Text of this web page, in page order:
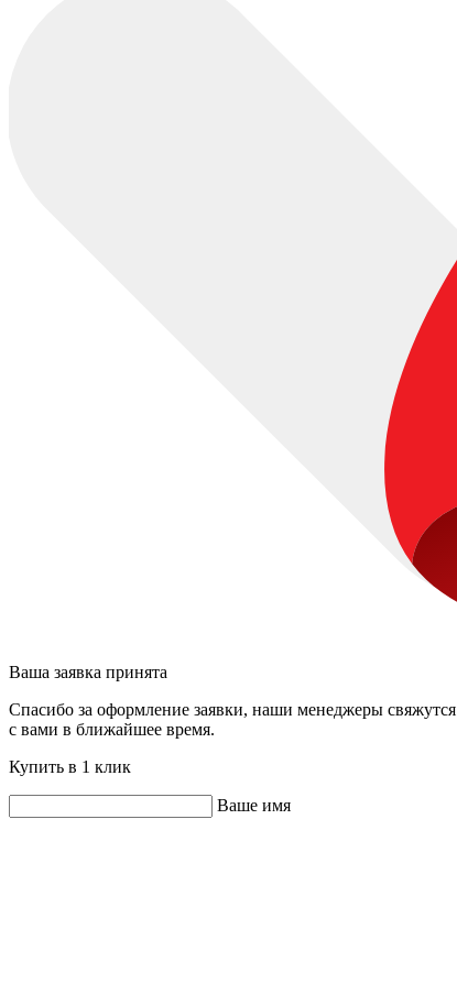
Ваша заявка принята
Спасибо за оформление заявки, наши менеджеры свяжутся
с вами в ближайшее время.
Купить в 1 клик
Ваше имя